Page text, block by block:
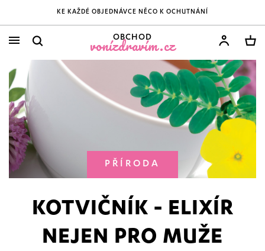
KE KAŽDÉ OBJEDNÁVCE NĚCO K OCHUTNÁNÍ
OBCHOD
vonízdravím.cz
PŘÍRODA
KOTVIČNÍK - ELIXÍR
NEJEN PRO MUŽE